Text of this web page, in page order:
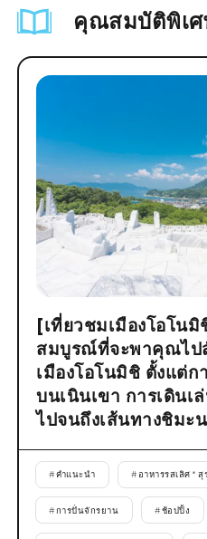
คุณสมบัติพิเ
[เที่ยวชมเมืองโอโน
สมบูรณ์ที่จะพาคุณไป
เมืองโอโนมิชิ ตั้งแต่ก
บนเนินเขา การเดินเ
ไปจนถึงเส้นทางชิมะ
#คำแนะนำ # อาหารรสเลิศ * สุ
#การปั่นจักรยาน #ช้อปปิ้ง